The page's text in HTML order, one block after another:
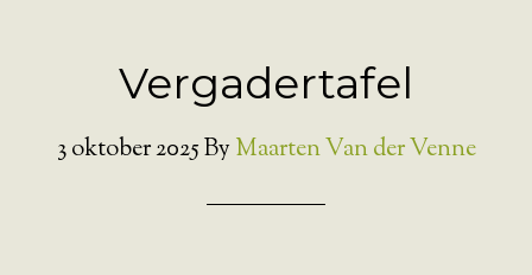
Vergadertafel
3 oktober 2025By Maarten Van der Venne